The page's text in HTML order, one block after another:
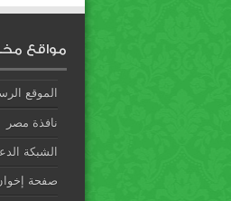
مواقع
الموقع
نافذة مصر
الشبكة
صفحة